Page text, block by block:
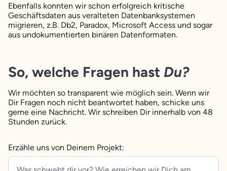
Ebenfalls konnten wir schon erfolgreich kritische
Geschäftsdaten aus veralteten Datenbanksystemen
migrieren, z.B. Db2, Paradox, Microsoft Access und sogar
aus undokumentierten binären Datenformaten.
So, welche Fragen hast Du?
Wir möchten so transparent wie möglich sein. Wenn wir
Dir Fragen noch nicht beantwortet haben, schicke uns
gerne eine Nachricht. Wir schreiben Dir innerhalb von 48
Stunden zurück.
Erzähle uns von Deinem Projekt: